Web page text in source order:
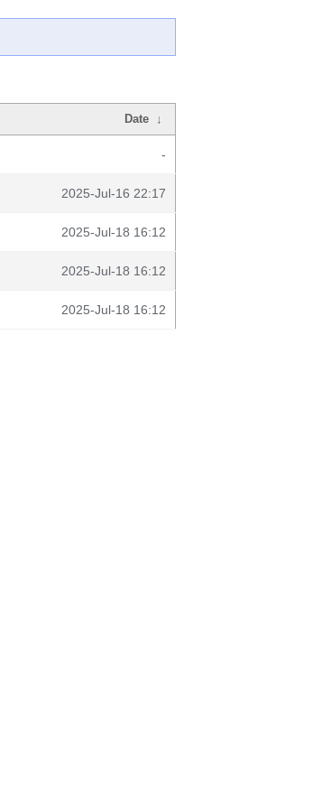
Date ↓
-
2025-Jul-16 22:17
2025-Jul-18 16:12
2025-Jul-18 16:12
2025-Jul-18 16:12